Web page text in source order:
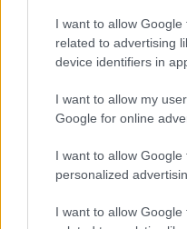
I want to allow
related to advertising
device identifiers in
I want to allow my
Google for online
I want to allow Google
personalized
I want to allow